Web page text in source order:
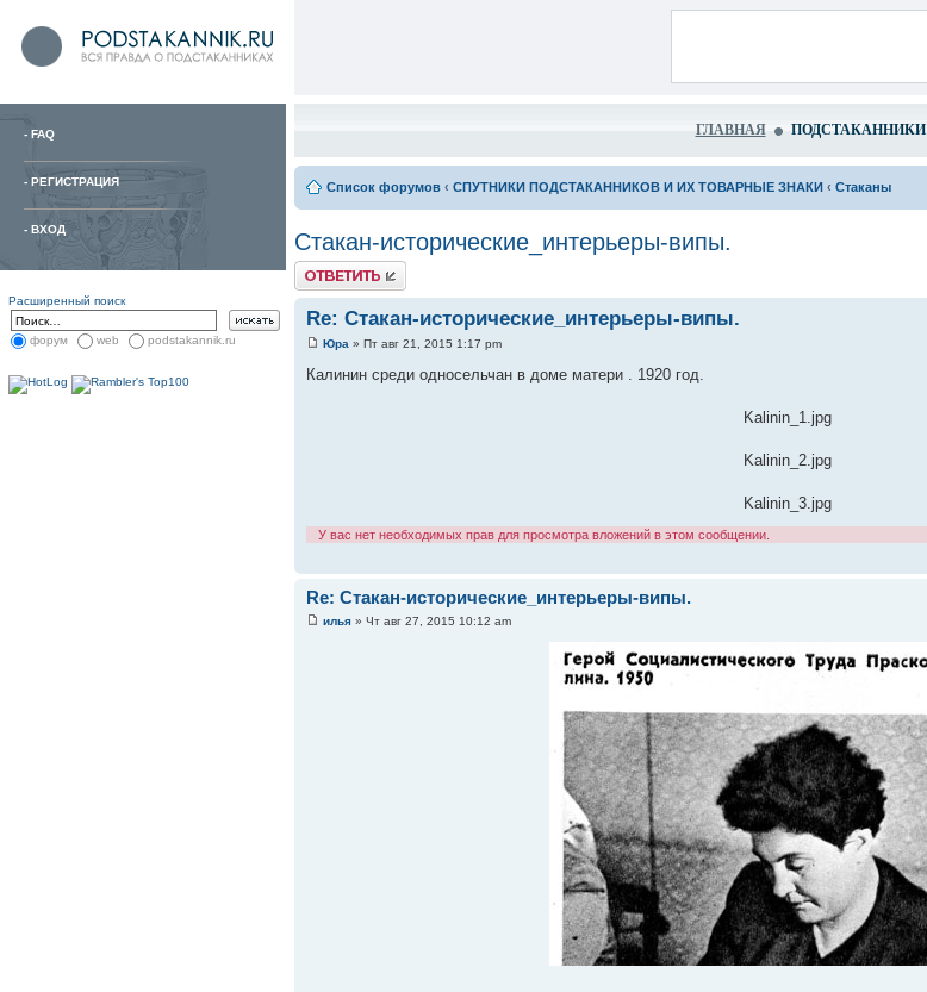
- FAQ
- РЕГИСТРАЦИЯ
- ВХОД
Расширенный поиск
форум web podstakannik.ru
ГЛАВНАЯ ПОДСТАКАННИКИ
Список форумов ‹ СПУТНИКИ ПОДСТАКАННИКОВ И ИХ ТОВАРНЫЕ ЗНАКИ ‹ Стаканы
Стакан-исторические_интерьеры-випы.
Re: Стакан-исторические_интерьеры-випы.
Юра » Пт авг 21, 2015 1:17 pm
Калинин среди односельчан в доме матери . 1920 год.
Kalinin_1.jpg
Kalinin_2.jpg
Kalinin_3.jpg
У вас нет необходимых прав для просмотра вложений в этом сообщении.
Re: Стакан-исторические_интерьеры-випы.
илья » Чт авг 27, 2015 10:12 am